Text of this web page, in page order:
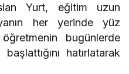
Yurt, eğitim uzun
her yerinde yüz
bugünlerde
hatırlatarak